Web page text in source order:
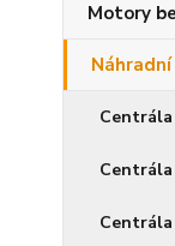
Motory
Centrála
Centrála
Centrála